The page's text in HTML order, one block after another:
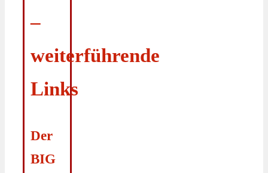
–
weiterführende
Links
Der
BIG